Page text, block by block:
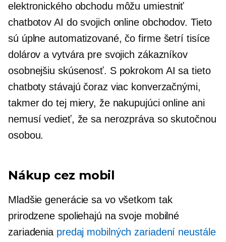
elektronického obchodu môžu umiestniť
chatbotov AI do svojich online obchodov. Tieto
sú úplne automatizované, čo firme šetrí tisíce
dolárov a vytvára pre svojich zákazníkov
osobnejšiu skúsenosť. S pokrokom AI sa tieto
chatboty stávajú čoraz viac konverzačnými,
takmer do tej miery, že nakupujúci online ani
nemusí vedieť, že sa nerozpráva so skutočnou
osobou.
Nákup cez mobil
Mladšie generácie sa vo všetkom tak
prirodzene spoliehajú na svoje mobilné
zariadenia predaj mobilných zariadení neustále